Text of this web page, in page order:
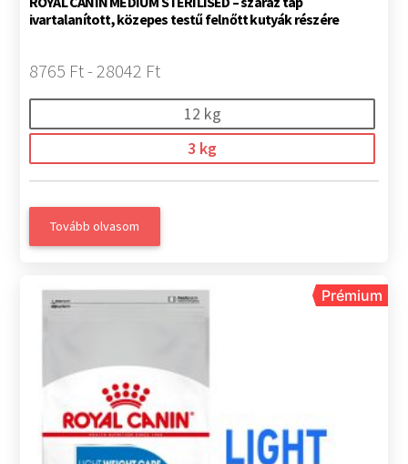
ivartalanított, közepes testű felnőtt kutyák részére
8765 Ft - 28042 Ft
12 kg
3 kg
Tovább olvasom
Prémium